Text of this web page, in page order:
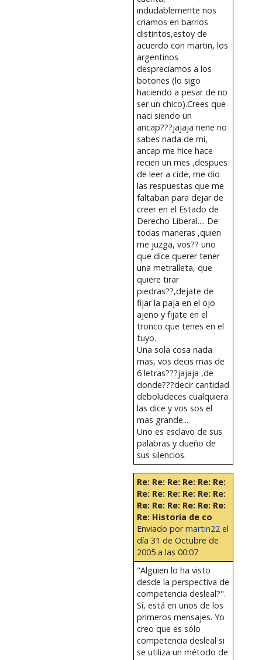
indudablemente nos
criamos en barrios
distintos,estoy de
acuerdo con martin, los
argentinos
despreciamos a los
botones (lo sigo
haciendo a pesar de no
ser un chico).Crees que
naci siendo un
ancap???jajaja nene no
sabes nada de mi,
ancap me hice hace
recien un mes ,despues
de leer a cide, me dio
las respuestas que me
faltaban para dejar de
creer en el Estado de
Derecho Liberal.... De
todas maneras ,quien
me juzga, vos?? uno
que dice querer tener
una metralleta, que
quiere tirar
piedras??,dejate de
fijar la paja en el ojo
ajeno y fijate en el
tronco que tenes en el
tuyo.
Una sola cosa nada
mas, vos decis mas de
6 letras???jajaja ,de
donde???decir cantidad
deboludeces cualquiera
las dice y vos sos el
mas grande...
Uno es esclavo de sus
palabras y dueño de
sus silencios.
Re: Re: Re: Re: Re: Re:
Re: Re: Re: Re: Re: Re:
Re: Re: Re: Re: Re: Re:
Re: Historia de co
Enviado pormartin22el
día 31 de Octubre de
2005 a las 00:07
"Alguien lo ha visto
desde la perspectiva de
competencia desleal?".
Sí, está en unos de los
primeros mensajes. Yo
creo que es sólo
competencia desleal si
se utiliza un método de